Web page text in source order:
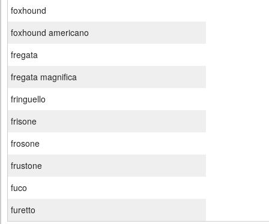
foxhound
foxhound americano
fregata
fregata magnifica
fringuello
frisone
frosone
frustone
fuco
furetto